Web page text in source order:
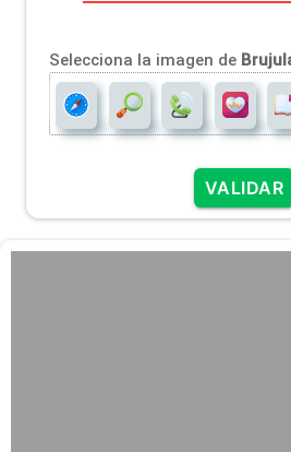
Selecciona la imagen de
VALIDAR